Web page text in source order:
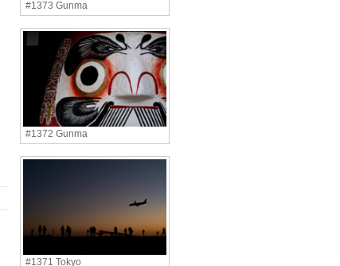
#1373 Gunma
#1372 Gunma
#1371 Tokyo